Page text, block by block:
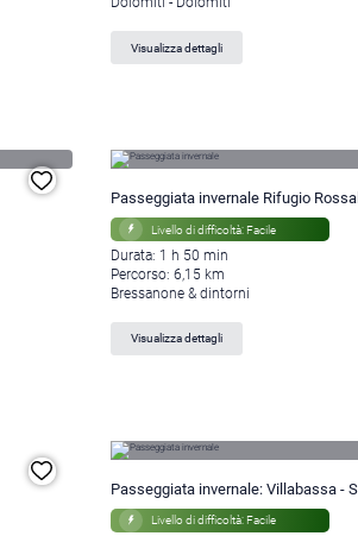
Visualizza dettagli
Passeggiata invernale Rifugio
Livello di difficoltà: Facile
Durata: 1 h 50 min
Percorso: 6,15 km
Bressanone & dintorni
Visualizza dettagli
Passeggiata invernale: Villabassa -
Livello di difficoltà: Facile